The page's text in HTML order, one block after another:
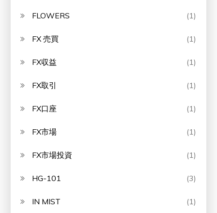
FLOWERS (1)
FX 売買 (1)
FX収益 (1)
FX取引 (1)
FX口座 (1)
FX市場 (1)
FX市場投資 (1)
HG-101 (3)
IN MIST (1)